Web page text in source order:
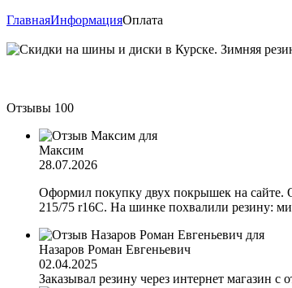
ГлавнаяИнформацияОплата
Отзывы 100
Максим
28.07.2026
Оформил покупку двух покрышек на сайте.
215/75 r16C. На шинке похвалили резину:
Назаров Роман Евгеньевич
02.04.2025
Заказывал резину через интернет магазин